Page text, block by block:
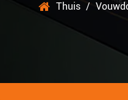
Thuis /